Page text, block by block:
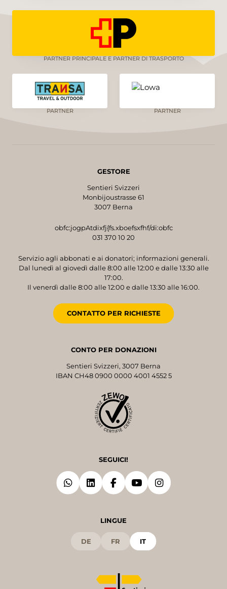
PARTNER PRINCIPALE E PARTNER DI TRASPORTO
PARTNER PARTNER
GESTORE
Sentieri Svizzeri
Monbijoustrasse 61
3007 Berna
obfc:jogpAtdixfj{fs.xboefsxfhf/di:obfc
031 370 10 20
Servizio agli abbonati e ai donatori; informazioni generali.
Dal lunedì al giovedì dalle 8:00 alle 12:00 e dalle 13:30 alle
17:00.
Il venerdì dalle 8:00 alle 12:00 e dalle 13:30 alle 16:00.
CONTATTO PER RICHIESTE
CONTO PER DONAZIONI
Sentieri Svizzeri, 3007 Berna
IBAN CH48 0900 0000 4001 4552 5
SEGUICI!
LINGUE
DE FR IT